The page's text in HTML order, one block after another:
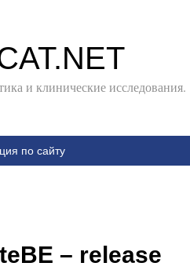
и клинические исследования.
по сайту
– release